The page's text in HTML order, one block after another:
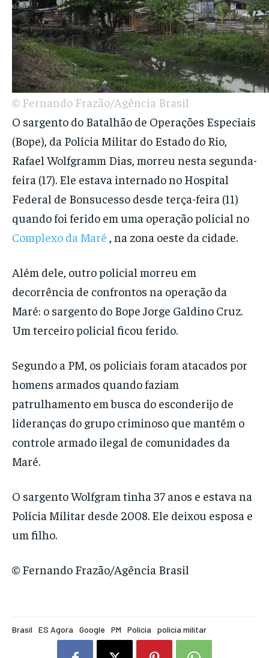
© Fernando Frazão/Agência Brasil
O sargento do Batalhão de Operações Especiais
(Bope), da Polícia Militar do Estado do Rio,
Rafael Wolfgramm Dias, morreu nesta segunda-
feira (17). Ele estava internado no Hospital
Federal de Bonsucesso desde terça-feira (11)
quando foi ferido em uma operação policial no
Complexo da Maré , na zona oeste da cidade.
Além dele, outro policial morreu em
decorrência de confrontos na operação da
Maré: o sargento do Bope Jorge Galdino Cruz.
Um terceiro policial ficou ferido.
Segundo a PM, os policiais foram atacados por
homens armados quando faziam
patrulhamento em busca do esconderijo de
lideranças do grupo criminoso que mantém o
controle armado ilegal de comunidades da
Maré.
O sargento Wolfgram tinha 37 anos e estava na
Polícia Militar desde 2008. Ele deixou esposa e
um filho.
© Fernando Frazão/Agência Brasil
Brasil ES Agora Google PM Polícia polícia militar